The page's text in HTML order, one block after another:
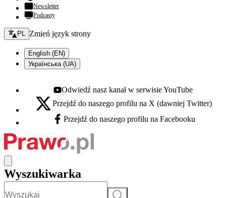
Newsletter
Podcasty
Zmień język - bieżący:
PL Zmień język strony
English (EN)
Українська (UA)
Youtube - otwiera się w nowej karcie
Odwiedź nasz kanał w serwisie YouTube
X - otwiera się w nowej karcie
Przejdź do naszego profilu na X (dawniej Twitter)
Facebook - otwiera się w nowej karcie
Przejdź do naszego profilu na Facebooku
Wyszukiwarka
Szukaj